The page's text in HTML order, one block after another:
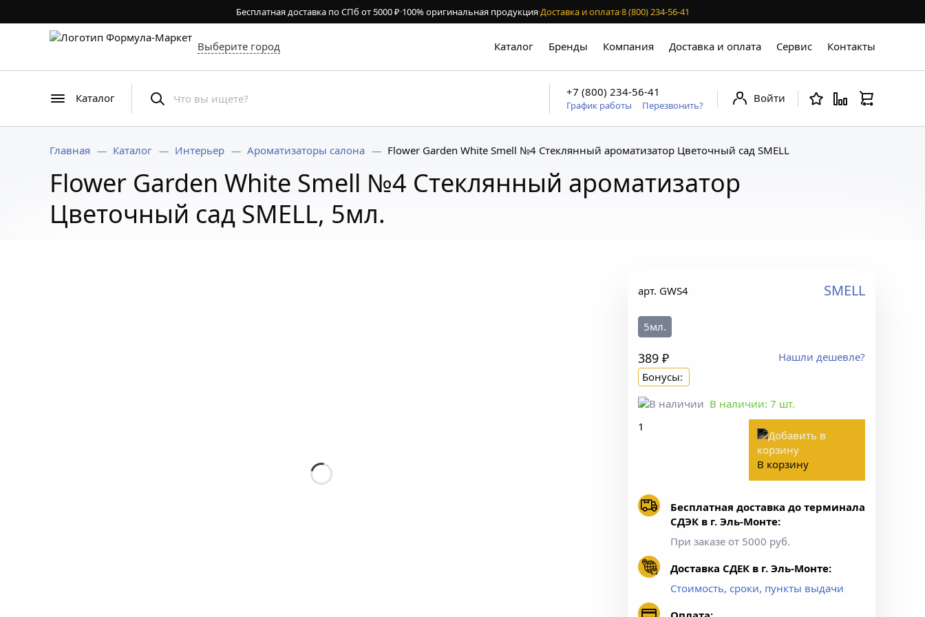
Бесплатная доставка по СПб от 5000 ₽·100% оригинальная продукция·Доставка и оплата·8 (800) 234-56-41
Выберите город Каталог Бренды Компания Доставка и оплата Сервис Контакты
Каталог +7 (800) 234-56-41
График работы Перезвонить?
Войти
Главная Каталог Интерьер Ароматизаторы салона Flower Garden White Smell №4 Стеклянный ароматизатор Цветочный сад SMELL
Flower Garden White Smell №4 Стеклянный ароматизатор
Цветочный сад SMELL, 5мл.
арт. GWS4 SMELL
5мл.
389 ₽
Нашли дешевле?
Бонусы:
В наличии: 7 шт.
В корзину
Бесплатная доставка до терминала
СДЭК в г. Эль-Монте:
При заказе от 5000 руб.
Доставка СДЕК в г. Эль-Монте:
Стоимость, сроки, пункты выдачи